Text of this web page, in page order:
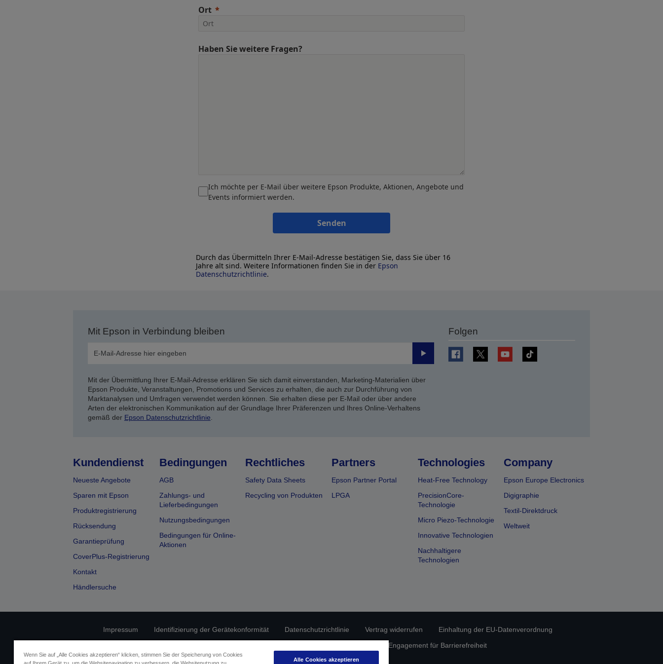
Ort
Haben Sie weitere Fragen?
Ich möchte per E-Mail über weitere Epson Produkte, Aktionen, Angebote und
Events informiert werden.
Senden
Durch das Übermitteln Ihrer E-Mail-Adresse bestätigen Sie, dass Sie über 16
Jahre alt sind. Weitere Informationen finden Sie in der Epson
Datenschutzrichtlinie.
Mit Epson in Verbindung bleiben
Senden
Mit der Übermittlung Ihrer E-Mail-Adresse erklären Sie sich damit einverstanden, Marketing-Materialien über
Epson Produkte, Veranstaltungen, Promotions und Services zu erhalten, die auch zur Durchführung von
Marktanalysen und Umfragen verwendet werden können. Sie erhalten diese per E-Mail oder über andere
Arten der elektronischen Kommunikation auf der Grundlage Ihrer Präferenzen und Ihres Online-Verhaltens
gemäß der Epson Datenschutzrichtlinie
Folgen
Kundendienst
Neueste Angebote
Sparen mit Epson
Produktregistrierung
Rücksendung
Garantieprüfung
CoverPlus-Registrierung
Kontakt
Händlersuche
Bedingungen
AGB
Zahlungs- und
Lieferbedingungen
Nutzungsbedingungen
Bedingungen für Online-
Aktionen
Rechtliches
Safety Data Sheets
Recycling von Produkten
Partners
Epson Partner Portal
LPGA
Technologies
Heat-Free Technology
PrecisionCore-
Technologie
Micro Piezo-Technologie
Innovative Technologien
Nachhaltigere
Technologien
Company
Epson Europe Electronics
Digigraphie
Textil-Direktdruck
Weltweit
Impressum Identifizierung der Gerätekonformität Datenschutzrichtlinie Vertrag widerrufen
Einhaltung der EU-Datenverordnung
Epson Engagement für Barrierefreiheit
Wenn Sie auf „Alle Cookies akzeptieren“ klicken, stimmen Sie der Speicherung von Cookies
Alle Cookies akzeptieren